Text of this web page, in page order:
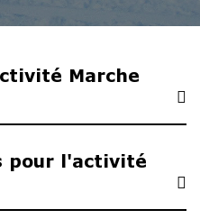
Marche
pour l'activité